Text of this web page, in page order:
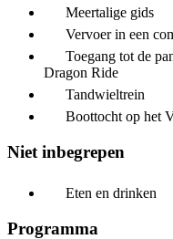
Meertalige gids
Vervoer in een
Toegang tot de
Dragon Ride
Tandwieltrein
Boottocht op het
Niet inbegrepen
Eten en drinken
Programma